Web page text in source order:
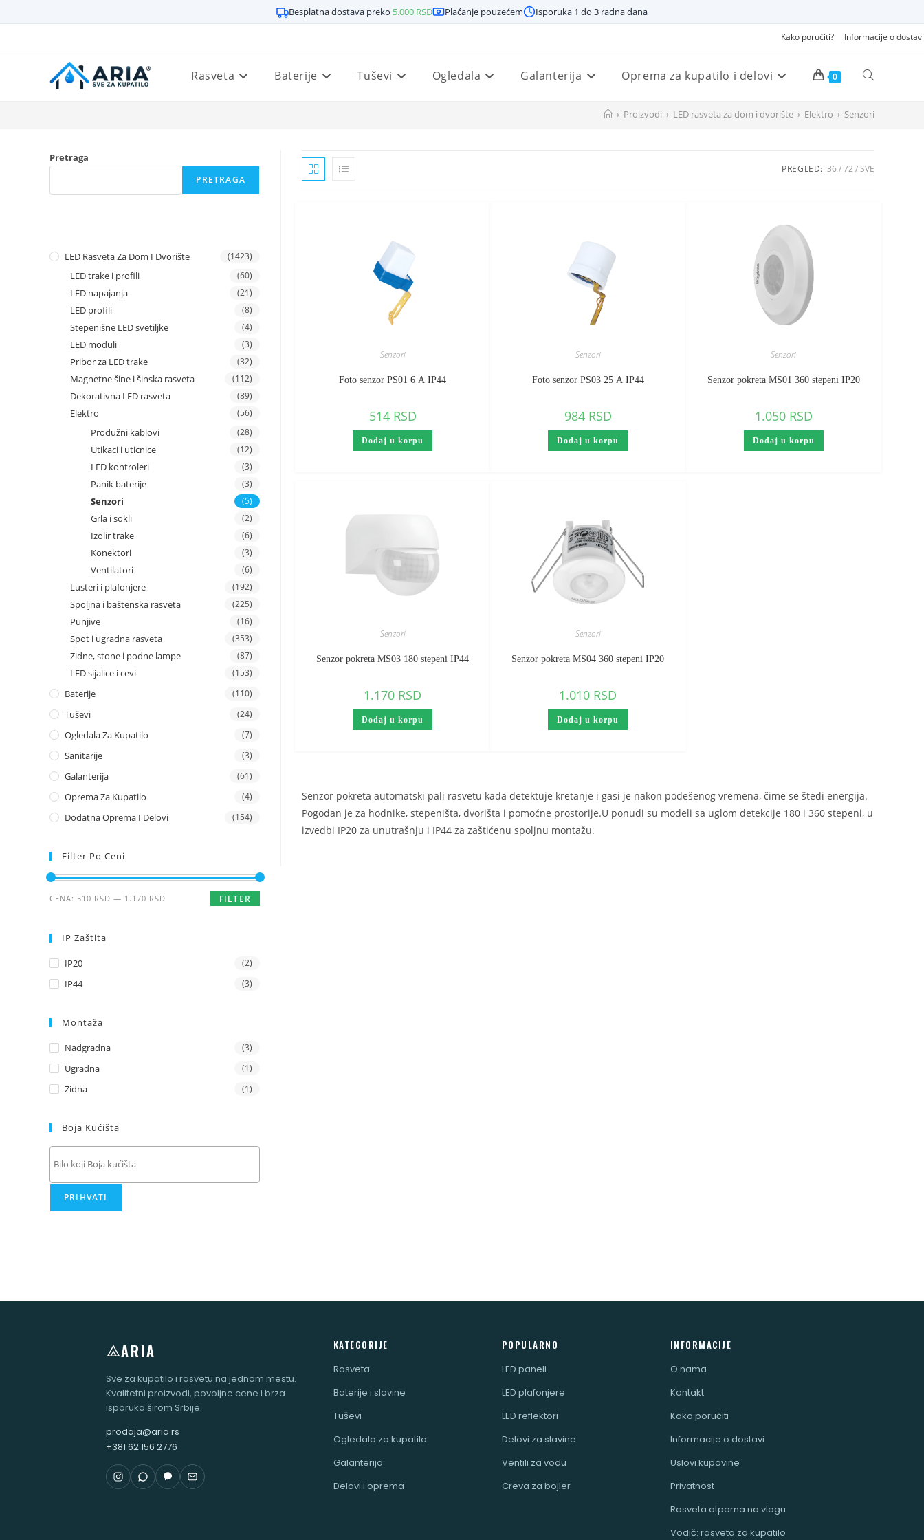
Besplatna dostava preko 5.000 RSD Plaćanje pouzećem Isporuka 1 do 3 radna dana
Kako poručiti? Informacije o dostavi
Rasveta Baterije Tuševi Ogledala Galanterija Oprema za kupatilo i delovi 0 Pretraži
sajt
› Proizvodi › LED rasveta za dom i dvorište › Elektro › Senzori
PREGLED: 36 72 SVE
Senzori
Foto senzor PS01 6 A IP44
514 RSD
Dodaj u korpu
Senzori
Foto senzor PS03 25 A IP44
984 RSD
Dodaj u korpu
Senzori
Senzor pokreta MS01 360 stepeni IP20
1.050 RSD
Dodaj u korpu
Senzori
Senzor pokreta MS03 180 stepeni IP44
1.170 RSD
Dodaj u korpu
Senzori
Senzor pokreta MS04 360 stepeni IP20
1.010 RSD
Dodaj u korpu
Senzor pokreta automatski pali rasvetu kada detektuje kretanje i gasi je nakon podešenog vremena, čime se štedi energija.
Pogodan je za hodnike, stepeništa, dvorišta i pomoćne prostorije.U ponudi su modeli sa uglom detekcije 180 i 360 stepeni, u
izvedbi IP20 za unutrašnju i IP44 za zaštićenu spoljnu montažu.
Pretraga
PRETRAGA
LED Rasveta Za Dom I Dvorište (1423)
LED trake i profili (60)
LED napajanja (21)
LED profili (8)
Stepenišne LED svetiljke (4)
LED moduli (3)
Pribor za LED trake (32)
Magnetne šine i šinska rasveta (112)
Dekorativna LED rasveta (89)
Elektro (56)
Produžni kablovi (28)
Utikaci i uticnice (12)
LED kontroleri (3)
Panik baterije (3)
Senzori (5)
Grla i sokli (2)
Izolir trake (6)
Konektori (3)
Ventilatori (6)
Lusteri i plafonjere (192)
Spoljna i baštenska rasveta (225)
Punjive (16)
Spot i ugradna rasveta (353)
Zidne, stone i podne lampe (87)
LED sijalice i cevi (153)
Baterije (110)
Tuševi (24)
Ogledala Za Kupatilo (7)
Sanitarije (3)
Galanterija (61)
Oprema Za Kupatilo (4)
Dodatna Oprema I Delovi (154)
Filter Po Ceni
Minimalna
Maksimalna
FILTER
CENA: 510 RSD — 1.170 RSD
IP Zaštita
IP20 (2)
IP44 (3)
Montaža
Nadgradna (3)
Ugradna (1)
Zidna (1)
Boja Kućišta
PRIHVATI
ARIA
Sve za kupatilo i rasvetu na jednom mestu.
Kvalitetni proizvodi, povoljne cene i brza
isporuka širom Srbije.
prodaja@aria.rs
+381 62 156 2776
KATEGORIJE
Rasveta
Baterije i slavine
Tuševi
Ogledala za kupatilo
Galanterija
Delovi i oprema
POPULARNO
LED paneli
LED plafonjere
LED reflektori
Delovi za slavine
Ventili za vodu
Creva za bojler
INFORMACIJE
O nama
Kontakt
Kako poručiti
Informacije o dostavi
Uslovi kupovine
Privatnost
Rasveta otporna na vlagu
Vodič: rasveta za kupatilo